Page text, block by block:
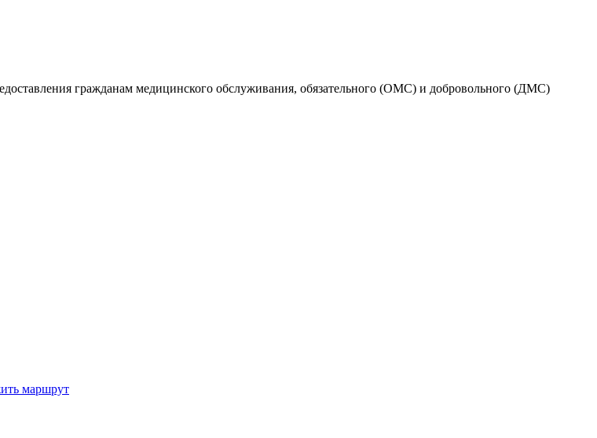
гражданам медицинского обслуживания, обязательного (ОМС) и добровольного (ДМС)
маршрут